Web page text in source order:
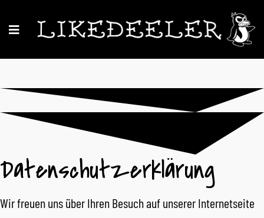
Datenschutzerklärung
Wir freuen uns über Ihren Besuch auf unserer Internetseite